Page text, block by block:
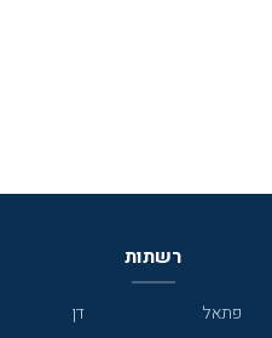
רשתות
פתאל
דן